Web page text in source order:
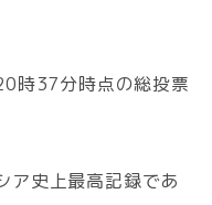
時37分時点の総投票
ア史上最高記録であ